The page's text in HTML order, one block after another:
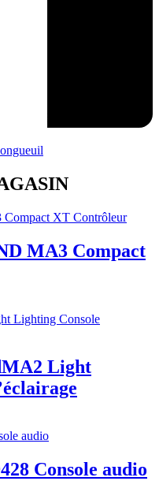
MA3 Compact
Light
Console audio